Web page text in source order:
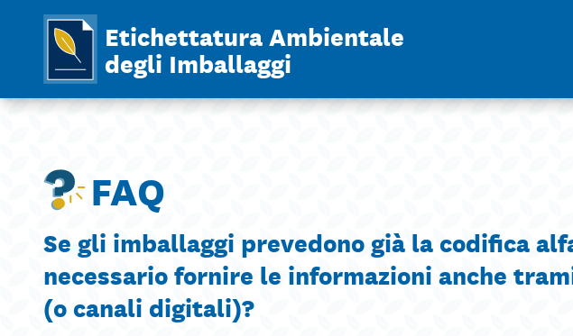
Etichettatura Ambientale
degli Imballaggi
FAQ
Se gli imballaggi prevedono già la codifica
necessario fornire le informazioni anche
(o canali digitali)?